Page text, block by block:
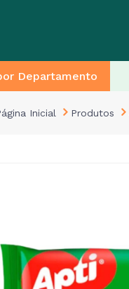
Departamento
Inicial Produtos